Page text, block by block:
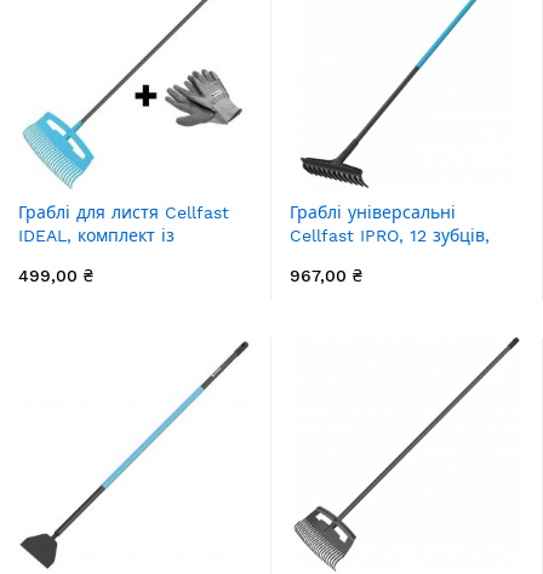
Граблі для листя Cellfast
IDEAL, комплект із
ширина 52.5см, 178см,
499,00 ₴
Граблі універсальні
Cellfast IPRO, 12 зубців,
0.8кг
967,00 ₴